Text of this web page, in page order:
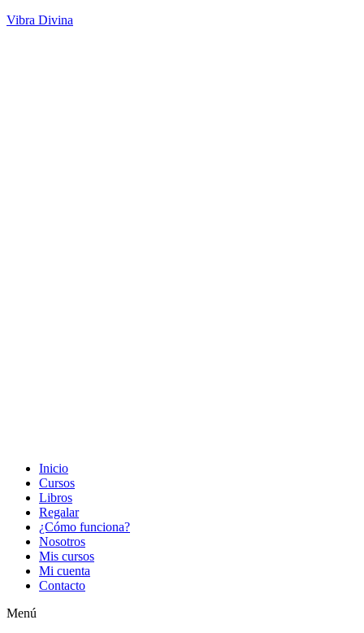
Vibra Divina
Inicio
Cursos
Libros
Regalar
¿Cómo funciona?
Nosotros
Mis cursos
Mi cuenta
Contacto
Menú